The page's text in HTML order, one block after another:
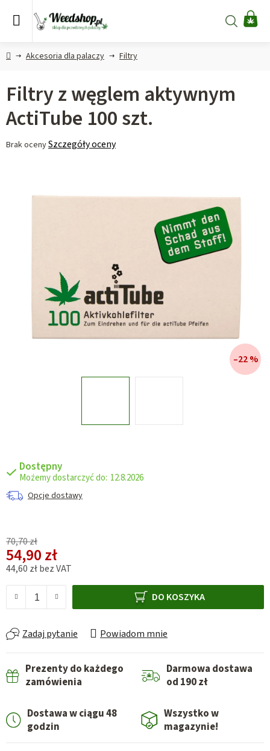
Szukaj
HomeAkcesoria dla palaczy Filtry
Dostępny
12.8.2026
Opcje dostawy
70,70 zł
54,90 zł
44,60 zł bez VAT
DO KOSZYKA
Zadaj pytanie Powiadom mnie
Filtry z węglem aktywnym
ActiTube 100 szt.
Średnia
Brak ocenySzczegóły oceny
–22 %
Prezenty do każdego
zamówienia
Darmowa dostawa
od 190 zł
Dostawa w ciągu 48
godzin
Wszystko w
magazynie!